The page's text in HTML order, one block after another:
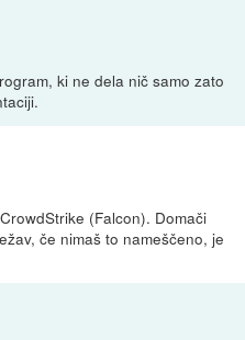
ki ne dela nič samo zato
(Falcon). Domači
če nimaš to nameščeno, je